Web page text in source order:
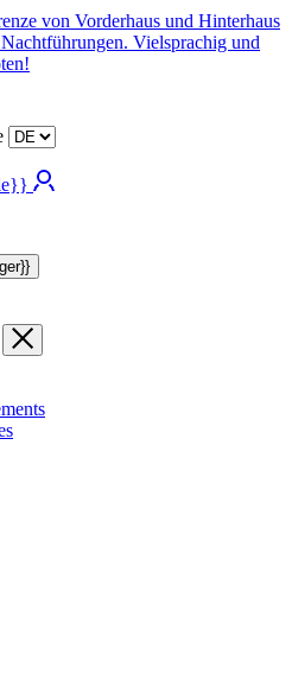
von Vorderhaus und Hinterhaus
Vielsprachig und